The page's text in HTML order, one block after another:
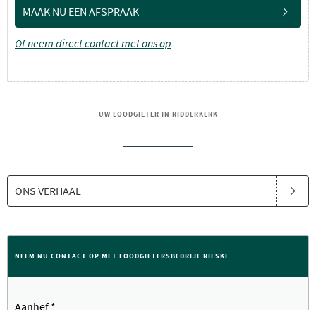
MAAK NU EEN AFSPRAAK
Of neem direct contact met ons op
UW LOODGIETER IN RIDDERKERK
ONS VERHAAL
NEEM NU CONTACT OP MET LOODGIETERSBEDRIJF RIESKE
Aanhef *